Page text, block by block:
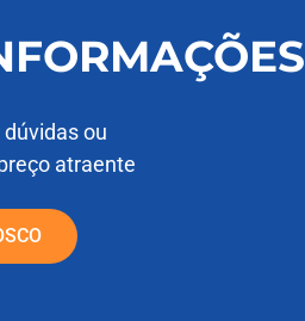
ou
atraente